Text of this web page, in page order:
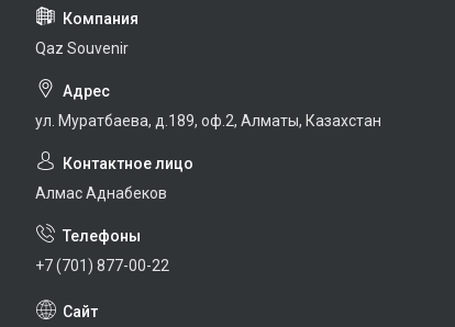
Qaz Souvenir
ул. Муратбаева, д.189, оф.2, Алматы, Казахстан
Алмас Аднабеков
+7 (701) 877-00-22